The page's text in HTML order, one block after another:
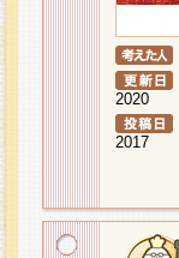
2020
2017